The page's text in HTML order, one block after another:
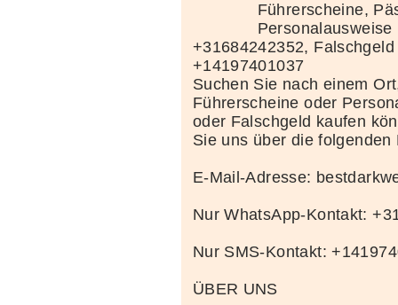
Führerscheine,
+31684242352,
+14197401037
Suchen Sie nach einem
Führerscheine oder
oder Falschgeld kaufen
Sie uns über die folgenden
E-Mail-Adresse:
Nur WhatsApp-Kontakt:
Nur SMS-Kontakt:
ÜBER UNS